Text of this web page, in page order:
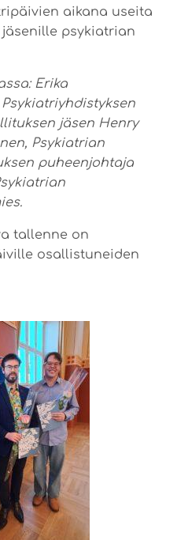
aikana useita
psykiatrian
Erika
jäsen Henry
Psykiatrian
puheenjohtaja
tallenne on
osallistuneiden